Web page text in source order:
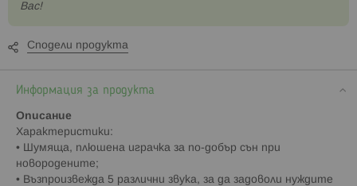
Вас!
Сподели продукта
Информация за продукта
Описание
Характеристики:
• Шумяща, плюшена играчка за по-добър сън при
новородените;
• Възпроизвежда 5 различни звука, за да задоволи нуждите